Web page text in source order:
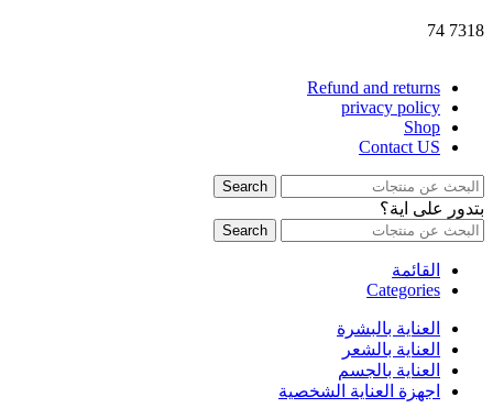
7318
74
Refund and returns
privacy policy
Shop
Contact US
Search
بتدور على اية؟
Search
القائمة
Categories
العناية بالبشرة
العناية بالشعر
العناية بالجسم
اجهزة العناية الشخصية